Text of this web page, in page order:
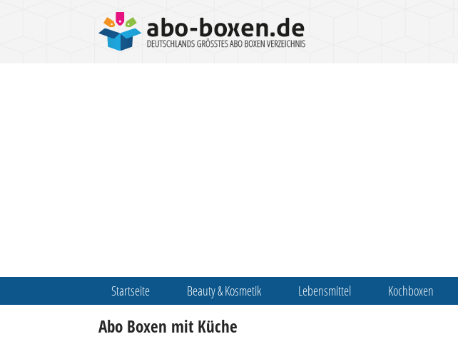
Startseite Beauty & Kosmetik Lebensmittel Kochboxen
Abo Boxen mit Küche